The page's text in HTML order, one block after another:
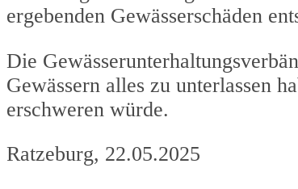
ergebenden Gewässerschäden
Die
Gewässern alles zu unterlassen
erschweren würde.
Ratzeburg, 22.05.2025